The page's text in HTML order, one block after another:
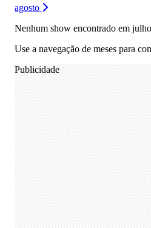
agosto
Nenhum show encontrado em
Use a navegação de meses para
Publicidade